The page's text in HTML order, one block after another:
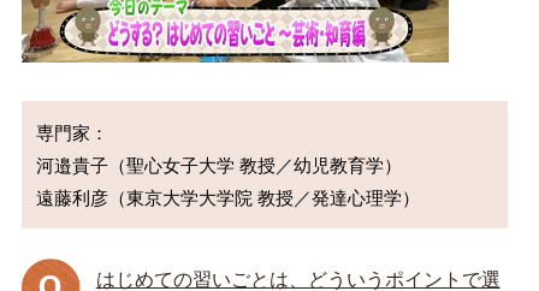
専門家：
河邉貴子（聖心女子大学 教授／幼児教育学）
はじめての習いごとは、どういうポイントで選